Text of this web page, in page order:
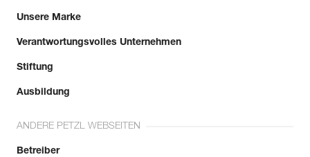
Unsere Marke
Verantwortungsvolles Unternehmen
Stiftung
Ausbildung
ANDERE PETZL WEBSEITEN
Betreiber